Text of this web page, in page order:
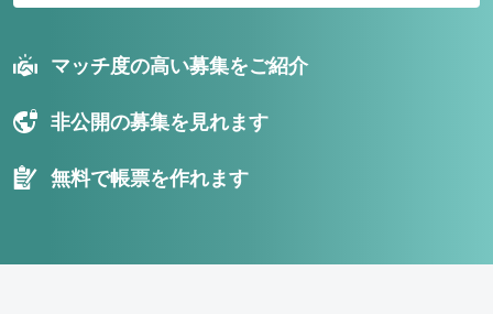
マッチ度の高い募集をご紹介
非公開の募集を見れます
無料で帳票を作れます